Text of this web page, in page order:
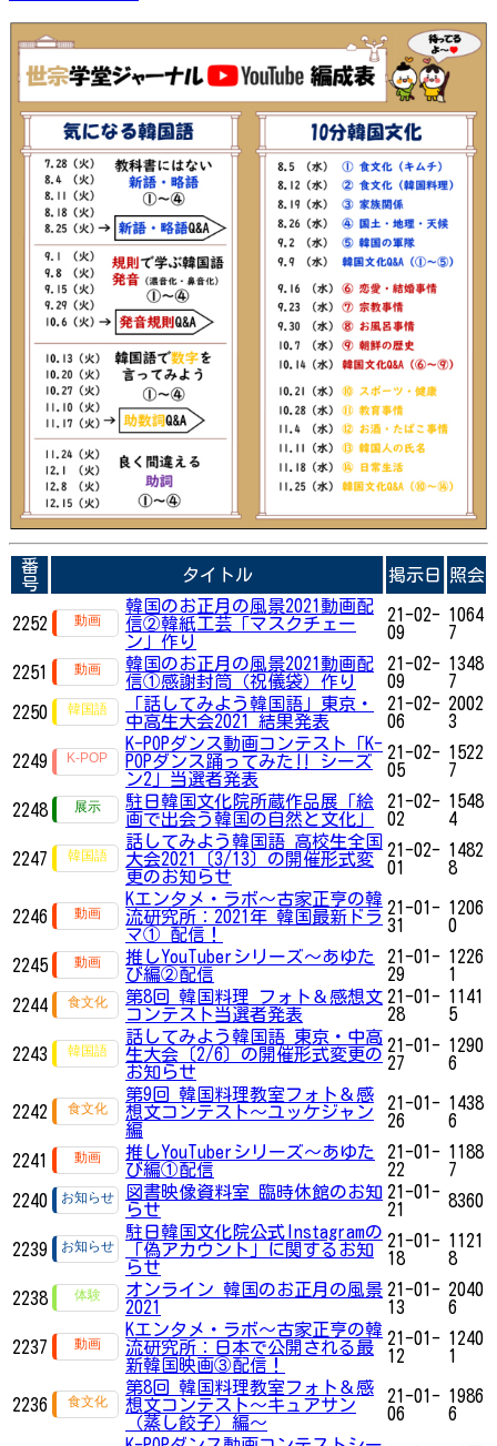
番
号
タイトル 掲示日 照会
2252
韓国のお正月の風景2021動画配
信②韓紙工芸「マスクチェー
ン」作り
21-02-
09
1064
7
2251
韓国のお正月の風景2021動画配
信①感謝封筒（祝儀袋）作り
21-02-
09
1348
7
2250
「話してみよう韓国語」東京・
中高生大会2021 結果発表
21-02-
06
2002
3
2249
K-POPダンス動画コンテスト「K-
POPダンス踊ってみた‼ シーズ
ン2」​​​​​​当選者発表
21-02-
05
1522
7
2248
駐日韓国文化院所蔵作品展「絵
画で出会う韓国の自然と文化」
21-02-
02
1548
4
2247
話してみよう韓国語 高校生全国
大会2021〔3/13〕の開催形式変
更のお知らせ
21-02-
01
1482
8
2246
Kエンタメ・ラボ～古家正亨の韓
流研究所：2021年 韓国最新ドラ
マ① 配信！
21-01-
31
1206
0
2245
推しYouTuberシリーズ〜あゆた
び編②配信
21-01-
29
1226
1
2244
第8回 韓国料理 フォト＆感想文
コンテスト当選者発表
21-01-
28
1141
5
2243
話してみよう韓国語 東京・中高
生大会〔2/6〕の開催形式変更の
お知らせ
21-01-
27
1290
6
2242
第9回 韓国料理教室フォト＆感
想文コンテスト～ユッケジャン
編
21-01-
26
1438
6
2241
推しYouTuberシリーズ〜あゆた
び編①配信
21-01-
22
1188
7
2240
図書映像資料室 臨時休館のお知
らせ
21-01-
21
8360
2239
駐日韓国文化院公式Instagramの
「偽アカウント」に関するお知
らせ
21-01-
18
1121
8
2238
オンライン 韓国のお正月の風景
2021
21-01-
13
2040
6
2237
Kエンタメ・ラボ～古家正亨の韓
流研究所：日本で公開される最
新韓国映画③配信！
21-01-
12
1240
1
2236
第8回 韓国料理教室フォト＆感
想文コンテスト～キュアサン
（蒸し餃子）編～
21-01-
06
1986
6